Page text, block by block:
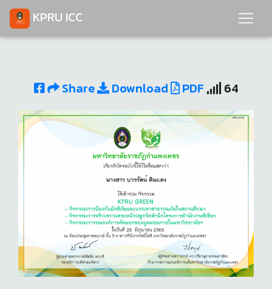
KPRU ICC
Share Download PDF 64